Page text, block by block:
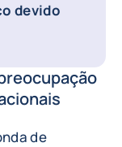
devido
de